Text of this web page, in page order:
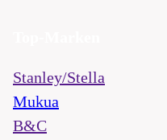
Stanley/Stella
Mukua
B&C